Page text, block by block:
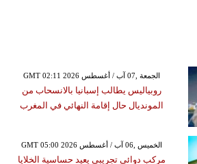
GMT 02:11 2026 الجمعة ,07 آب / أغسطس
روبياليس يطالب إسبانيا بالانسحاب من
المونديال حال إقامة النهائي في المغرب
GMT 05:00 2026 الخميس ,06 آب / أغسطس
مركب دوائي تجريبي يعيد حساسية الخلايا